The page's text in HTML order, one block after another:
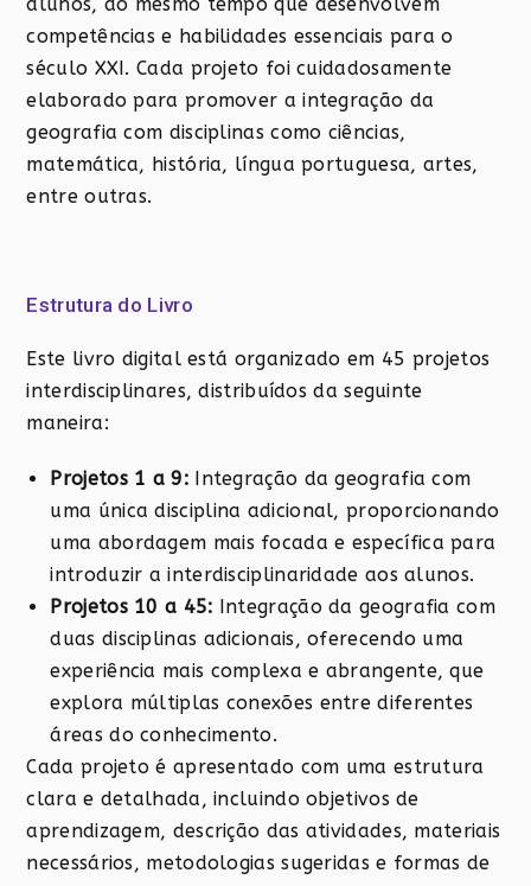
alunos, ao mesmo tempo que desenvolvem
competências e habilidades essenciais para o
século XXI. Cada projeto foi cuidadosamente
elaborado para promover a integração da
geografia com disciplinas como ciências,
matemática, história, língua portuguesa, artes,
entre outras.
Estrutura do Livro
Este livro digital está organizado em 45 projetos
interdisciplinares, distribuídos da seguinte
maneira:
Projetos 1 a 9:Integração da geografia com
uma única disciplina adicional, proporcionando
uma abordagem mais focada e específica para
introduzir a interdisciplinaridade aos alunos.
Projetos 10 a 45: Integração da geografia com
duas disciplinas adicionais, oferecendo uma
experiência mais complexa e abrangente, que
explora múltiplas conexões entre diferentes
áreas do conhecimento.
Cada projeto é apresentado com uma estrutura
clara e detalhada, incluindo objetivos de
aprendizagem, descrição das atividades, materiais
necessários, metodologias sugeridas e formas de